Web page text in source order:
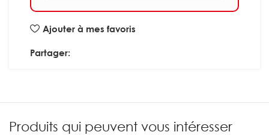
Ajouter à mes favoris
Partager:
Produits qui peuvent vous intéresser